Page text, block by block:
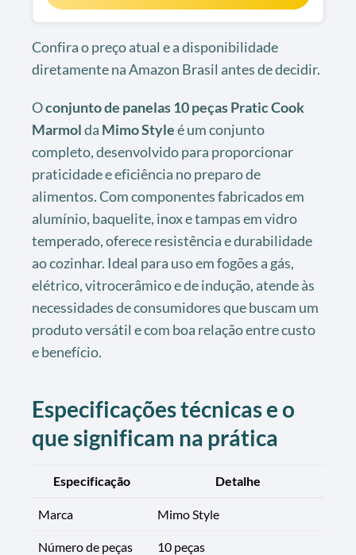
Confira o preço atual e a disponibilidade
diretamente na Amazon Brasil antes de decidir.
Oconjunto de panelas 10 peças Pratic Cook
Marmolda Mimo Styleé um conjunto
completo, desenvolvido para proporcionar
praticidade e eficiência no preparo de
alimentos. Com componentes fabricados em
alumínio, baquelite, inox e tampas em vidro
temperado, oferece resistência e durabilidade
ao cozinhar. Ideal para uso em fogões a gás,
elétrico, vitrocerâmico e de indução, atende às
necessidades de consumidores que buscam um
produto versátil e com boa relação entre custo
e benefício.
Especificações técnicas e o
que significam na prática
Especificação Detalhe
Marca Mimo Style
Número de peças 10 peças